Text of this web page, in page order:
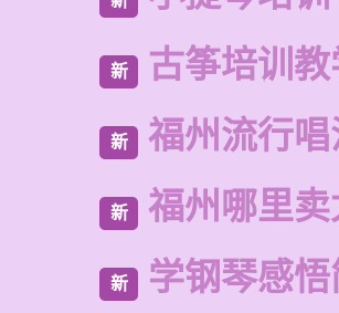
新 古筝培训
新 福州流行
新 福州哪里
新 学钢琴感